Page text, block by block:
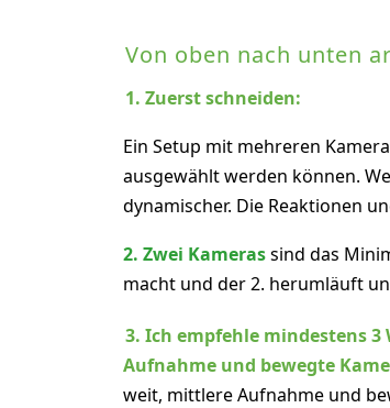
Von oben nach unten
1. Zuerst schneiden:
Ein Setup mit mehreren
ausgewählt werden können.
dynamischer. Die Reaktionen
2. Zwei Kamerassind das
macht und der 2. herumläuft
3. Ich empfehle mindestens
Aufnahme und bewegte
weit, mittlere Aufnahme und